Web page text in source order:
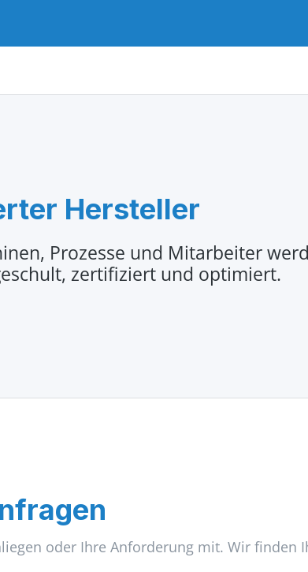
Hersteller
Prozesse und Mitarbeiter
zertifiziert und optimiert.
oder Ihre Anforderung mit. Wir finden